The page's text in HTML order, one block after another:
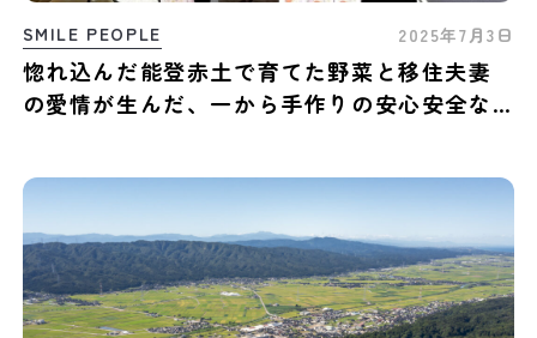
SMILE PEOPLE 2025年7月3日
惚れ込んだ能登赤土で育てた野菜と移住夫妻
の愛情が生んだ、一から手作りの安心安全な